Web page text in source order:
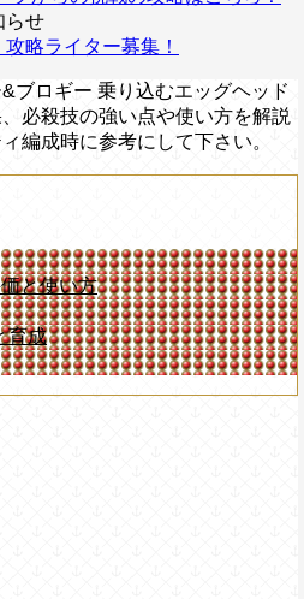
らせ
略ライター募集！
ブロギー 乗り込むエッグヘッド
必殺技の強い点や使い方を解説
編成時に参考にして下さい。
と使い方
育成